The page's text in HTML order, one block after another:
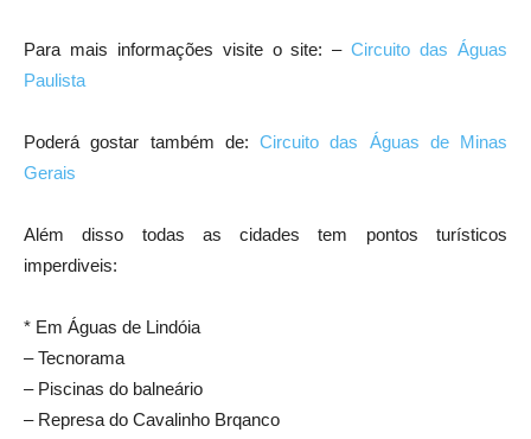
Para mais informações visite o site: –Circuito das Águas
Paulista
Poderá gostar também de: Circuito das Águas de Minas
Gerais
Além disso todas as cidades tem pontos turísticos
imperdiveis:
* Em Águas de Lindóia
– Tecnorama
– Piscinas do balneário
– Represa do Cavalinho Brqanco